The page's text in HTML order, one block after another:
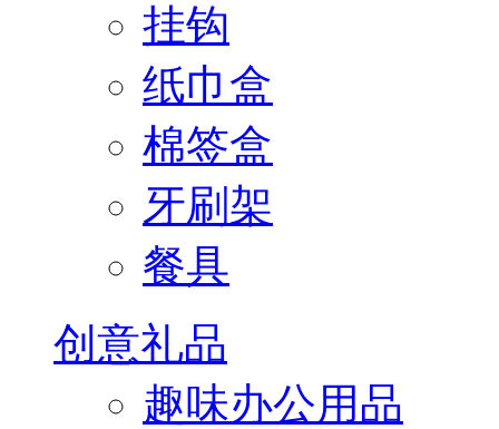
挂钩
纸巾盒
棉签盒
牙刷架
餐具
创意礼品
趣味办公用品